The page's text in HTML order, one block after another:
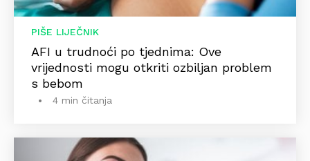
PIŠE LIJEČNIK
AFI u trudnoći po tjednima: Ove
vrijednosti mogu otkriti ozbiljan problem
s bebom
4 min čitanja